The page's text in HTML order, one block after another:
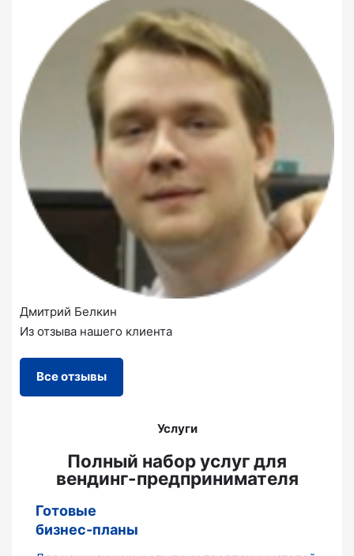
Дмитрий Белкин
Из отзыва нашего клиента
Все отзывы
Услуги
Полный набор услуг для
вендинг-предпринимателя
Готовые
бизнес-планы